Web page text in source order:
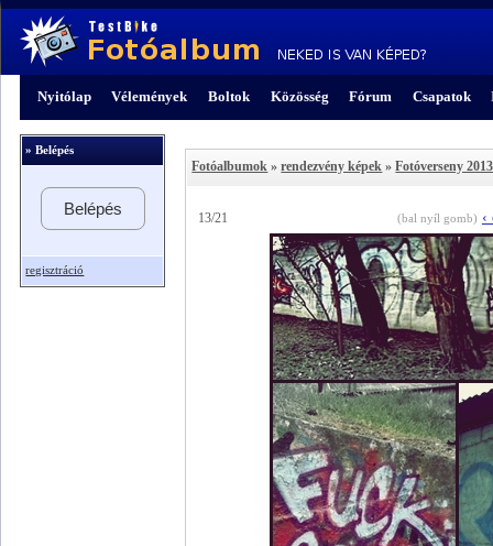
Nyitólap Vélemények Boltok Közösség Fórum Csapatok
» Belépés
Belépés
regisztráció
Fotóalbumok »rendezvény képek »Fotóverseny
13/21 (bal nyíl gomb) ‹